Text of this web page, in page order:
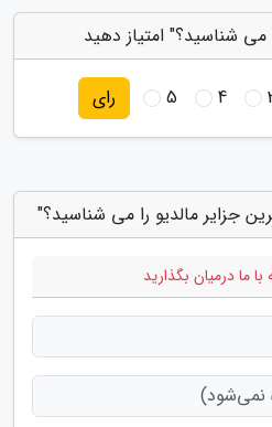
می شناسید؟" امتیاز دهید
4
5 رای
جزایر مالدیو را می شناسید؟"
ما درمیان بگذارید